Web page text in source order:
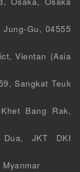
Gu, 04555
Vientan (Asia
Sangkat Teuk
Bang Rak,
JKT DKI